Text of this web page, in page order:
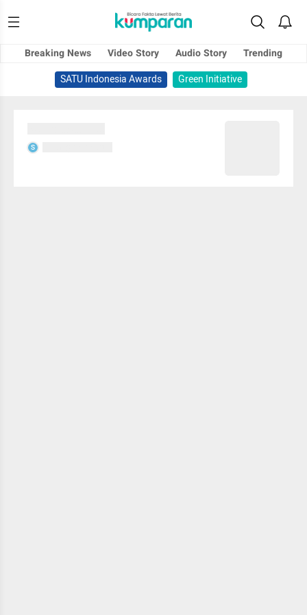
Breaking News Video Story Audio Story
Trending
SATU Indonesia Awards
Green Initiative
S